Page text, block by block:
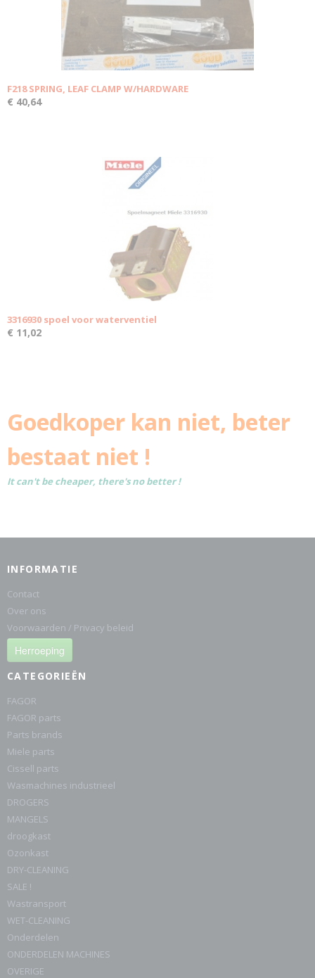
F218 SPRING, LEAF CLAMP W/HARDWARE
€ 40,64
3316930 spoel voor waterventiel
€ 11,02
Goedkoper kan niet, beter
bestaat niet !
It can't be cheaper, there's no better !
INFORMATIE
Contact
Over ons
Voorwaarden / Privacy beleid
Herroeping
CATEGORIEËN
FAGOR
FAGOR parts
Parts brands
Miele parts
Cissell parts
Wasmachines industrieel
DROGERS
MANGELS
droogkast
Ozonkast
DRY-CLEANING
SALE !
Wastransport
WET-CLEANING
Onderdelen
ONDERDELEN MACHINES
OVERIGE